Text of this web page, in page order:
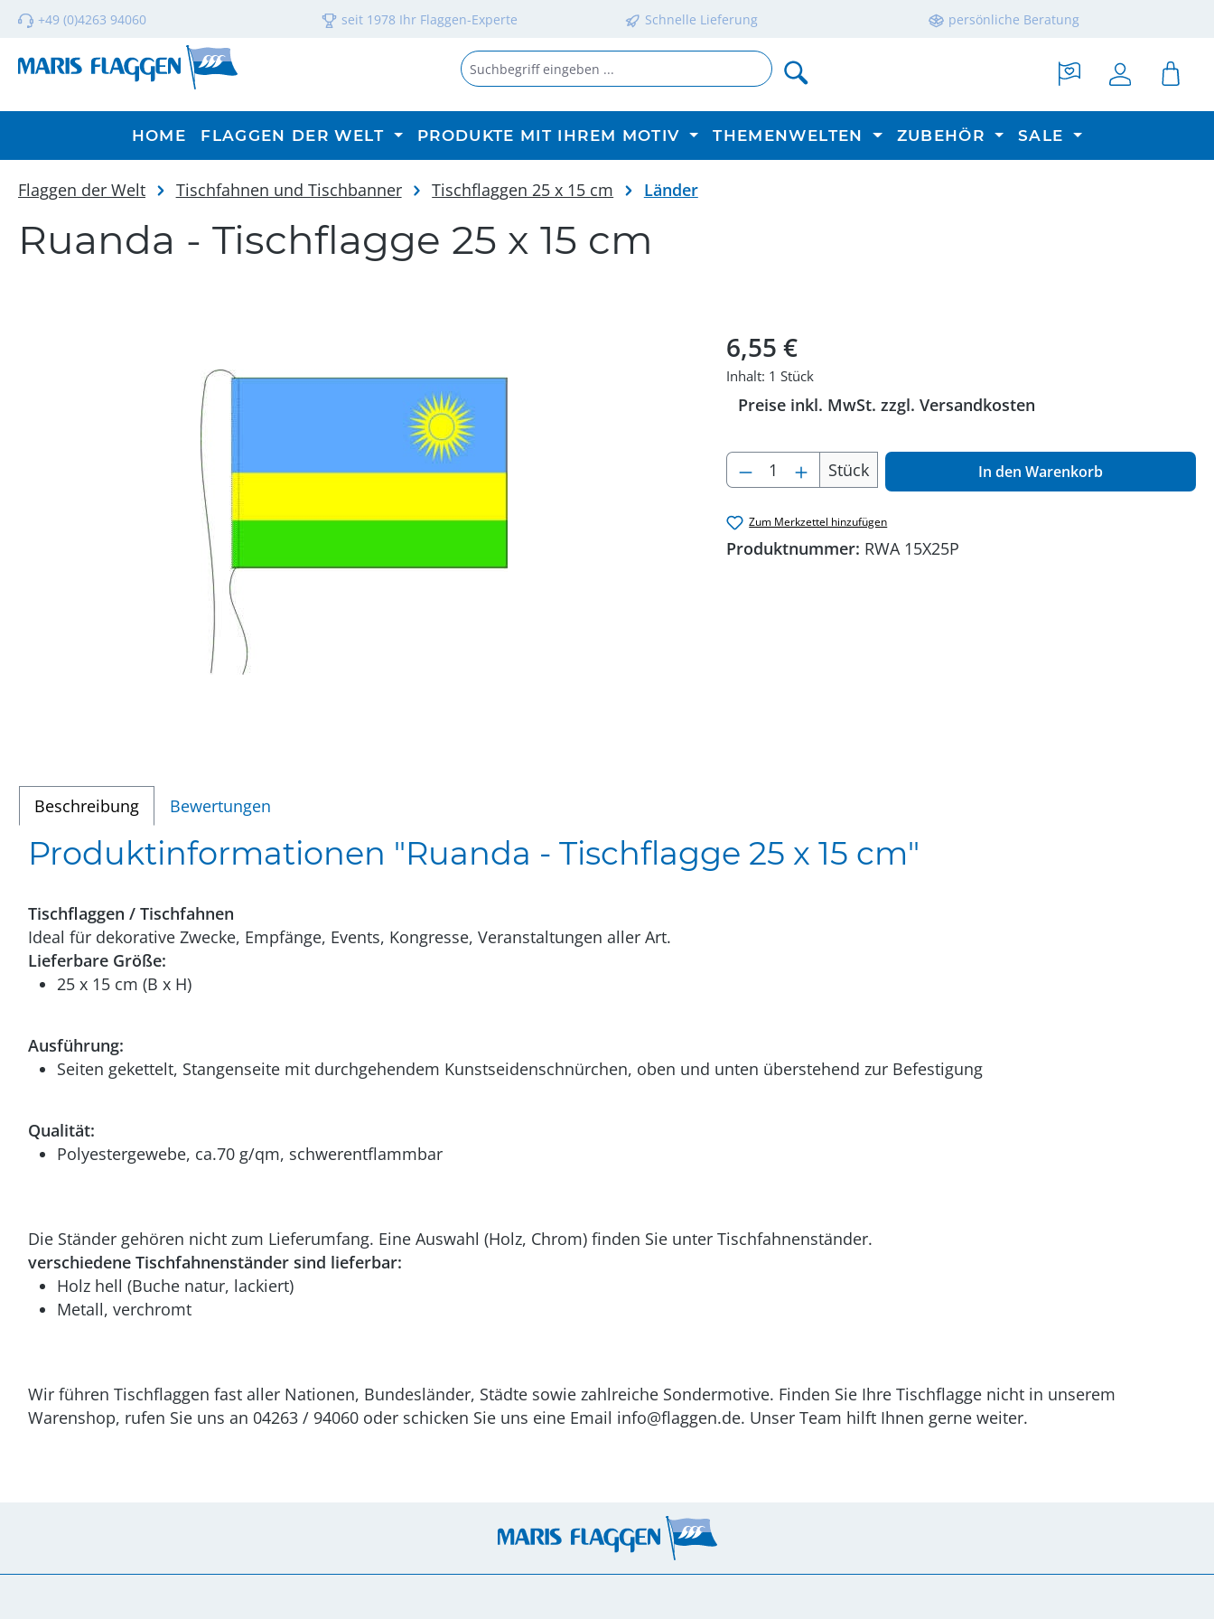
Hauptinhalt springen
Zur Suche springen
Zur Hauptnavigation springen
+49 (0)4263 94060 seit 1978 Ihr Flaggen-Experte Schnelle Lieferung persönliche Beratung
HOME FLAGGEN DER WELT PRODUKTE MIT IHREM MOTIV THEMENWELTEN ZUBEHÖR SALE
Flaggen der Welt Tischfahnen und Tischbanner Tischflaggen 25 x 15 cm Länder
Ruanda - Tischflagge 25 x 15 cm
Regulärer Preis:
6,55 €
Inhalt: 1 Stück
Preise inkl. MwSt. zzgl. Versandkosten
Produkt Anzahl: Gib den gewünschten Wert
Stück In den Warenkorb
Zum Merkzettel hinzufügen
Produktnummer: RWA 15X25P
Beschreibung Bewertungen
Produktinformationen "Ruanda - Tischflagge 25 x 15 cm"
Tischflaggen / Tischfahnen
Ideal für dekorative Zwecke, Empfänge, Events, Kongresse, Veranstaltungen aller Art.
Lieferbare Größe:
25 x 15 cm (B x H)
Ausführung:
Seiten gekettelt, Stangenseite mit durchgehendem Kunstseidenschnürchen, oben und unten überstehend zur Befestigung
Qualität:
Polyestergewebe, ca.70 g/qm, schwerentflammbar
Die Ständer gehören nicht zum Lieferumfang. Eine Auswahl (Holz, Chrom) finden Sie unter Tischfahnenständer.
verschiedene Tischfahnenständer sind lieferbar:
Holz hell (Buche natur, lackiert)
Metall, verchromt
Wir führen Tischflaggen fast aller Nationen, Bundesländer, Städte sowie zahlreiche Sondermotive. Finden Sie Ihre Tischflagge nicht in unserem
Warenshop, rufen Sie uns an 04263 / 94060 oder schicken Sie uns eine Email info@flaggen.de. Unser Team hilft Ihnen gerne weiter.